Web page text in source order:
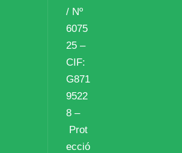
/ Nº
6075
25 –
CIF:
G871
9522
8 –
Prot
ecció